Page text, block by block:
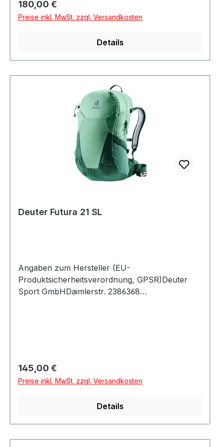
Regulärer Preis:
180,00 €
Preise inkl. MwSt. zzgl. Versandkosten
Details
Deuter Futura 21 SL
Angaben zum Hersteller (EU-
Produktsicherheitsverordnung, GPSR)Deuter
Sport GmbHDaimlerstr. 2386368
Regulärer Preis:
145,00 €
Preise inkl. MwSt. zzgl. Versandkosten
Details